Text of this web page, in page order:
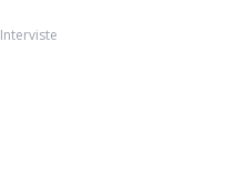
Interviste